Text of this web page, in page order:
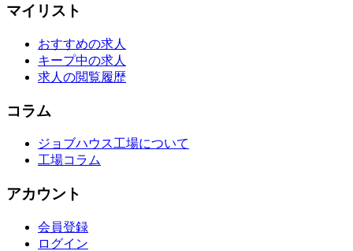
マイリスト
おすすめの求人
キープ中の求人
求人の閲覧履歴
コラム
ジョブハウス工場について
工場コラム
アカウント
会員登録
ログイン